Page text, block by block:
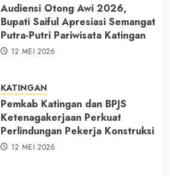
Audiensi Otong Awi 2026,
Bupati Saiful Apresiasi Semangat
Putra-Putri Pariwisata Katingan
12 MEI 2026
KATINGAN
Pemkab Katingan dan BPJS
Ketenagakerjaan Perkuat
Perlindungan Pekerja Konstruksi
12 MEI 2026